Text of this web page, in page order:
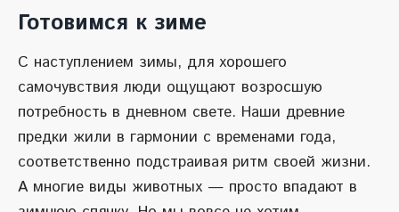
Готовимся к зиме
С наступлением зимы, для хорошего
самочувствия люди ощущают возросшую
потребность в дневном свете. Наши древние
предки жили в гармонии с временами года,
соответственно подстраивая ритм своей жизни.
А многие виды животных — просто впадают в